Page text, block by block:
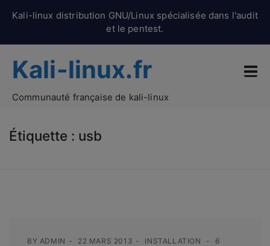
Kali-linux distribution GNU/Linux spécialisée dans l'audit
et le pentest.
Kali-linux.fr
Communauté française de kali-linux
Étiquette : usb
BY ADMIN 22 MARS 2013 INSTALLATION
6